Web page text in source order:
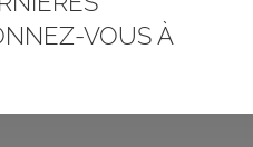
VOUS À